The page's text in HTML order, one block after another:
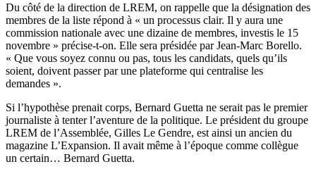
Du côté de la direction de LREM, on rappelle que la désignation des
membres de la liste répond à « un processus clair. Il y aura une
commission nationale avec une dizaine de membres, investis le 15
novembre » précise-t-on. Elle sera présidée par Jean-Marc Borello.
« Que vous soyez connu ou pas, tous les candidats, quels qu’ils
soient, doivent passer par une plateforme qui centralise les
demandes ».
Si l’hypothèse prenait corps, Bernard Guetta ne serait pas le premier
journaliste à tenter l’aventure de la politique. Le président du groupe
LREM de l’Assemblée, Gilles Le Gendre, est ainsi un ancien du
magazine L’Expansion. Il avait même à l’époque comme collègue
un certain… Bernard Guetta.